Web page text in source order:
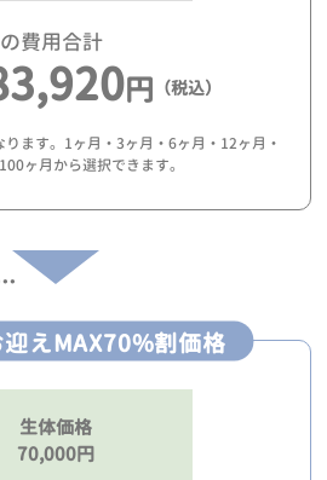
費用合計
円 （税込）
ます。1ヶ月・3ヶ月・6ヶ月・12ヶ月・
ヶ月から選択できます。
えMAX70%割価格
生体価格
70,000円